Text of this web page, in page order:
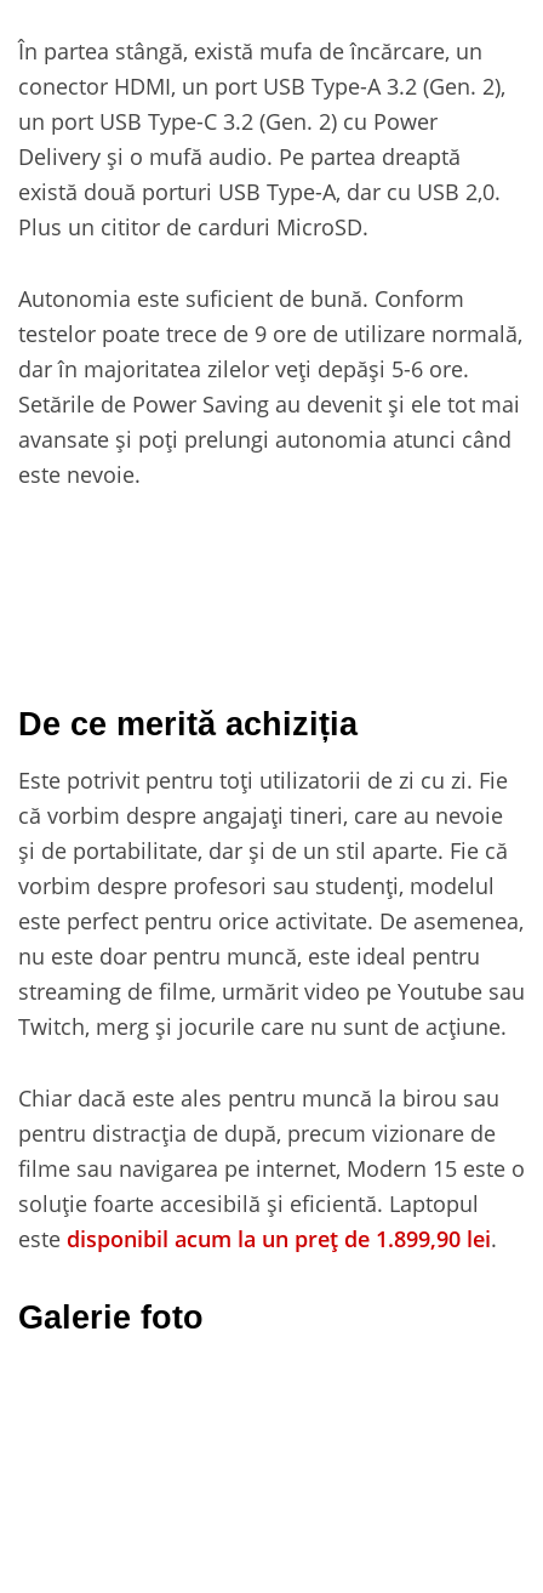
În partea stângă, există mufa de încărcare, un
conector HDMI, un port USB Type-A 3.2 (Gen. 2),
un port USB Type-C 3.2 (Gen. 2) cu Power
Delivery și o mufă audio. Pe partea dreaptă
există două porturi USB Type-A, dar cu USB 2,0.
Plus un cititor de carduri MicroSD.
Autonomia este suficient de bună. Conform
testelor poate trece de 9 ore de utilizare normală,
dar în majoritatea zilelor veți depăși 5-6 ore.
Setările de Power Saving au devenit și ele tot mai
avansate și poți prelungi autonomia atunci când
este nevoie.
De ce merită achiziția
Este potrivit pentru toți utilizatorii de zi cu zi. Fie
că vorbim despre angajați tineri, care au nevoie
și de portabilitate, dar și de un stil aparte. Fie că
vorbim despre profesori sau studenți, modelul
este perfect pentru orice activitate. De asemenea,
nu este doar pentru muncă, este ideal pentru
streaming de filme, urmărit video pe Youtube sau
Twitch, merg și jocurile care nu sunt de acțiune.
Chiar dacă este ales pentru muncă la birou sau
pentru distracția de după, precum vizionare de
filme sau navigarea pe internet, Modern 15 este o
soluție foarte accesibilă și eficientă. Laptopul
este disponibil acum la un preț de 1.899,90 lei.
Galerie foto